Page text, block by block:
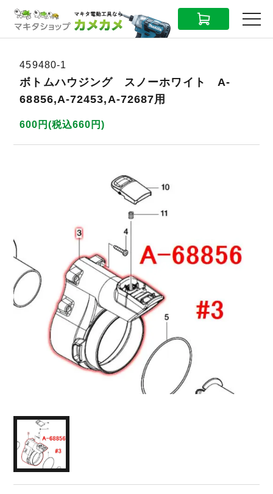
CART MENU
459480-1
ボトムハウジング スノーホワイト A-
68856,A-72453,A-72687用
600円(税込660円)